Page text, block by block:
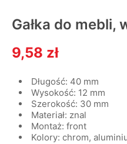
Gałka do mebli,
9,58 zł
Długość: 40 mm
Wysokość: 12 mm
Szerokość: 30 mm
Materiał: znal
Montaż: front
Kolory: chrom,